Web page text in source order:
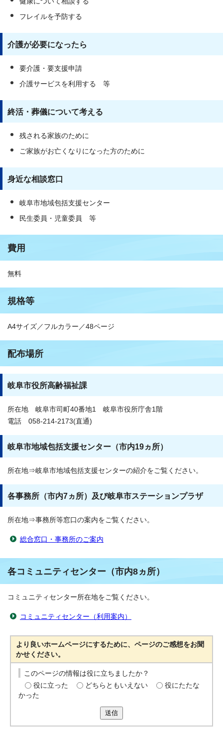
フレイルを予防する
介護が必要になったら
要介護・要支援申請
介護サービスを利用する 等
終活・葬儀について考える
残される家族のために
ご家族がお亡くなりになった方のために
身近な相談窓口
岐阜市地域包括支援センター
民生委員・児童委員 等
費用
無料
規格等
A4サイズ／フルカラー／48ページ
配布場所
岐阜市役所高齢福祉課
所在地 岐阜市司町40番地1 岐阜市役所庁舎1階
電話 058-214-2173(直通)
岐阜市地域包括支援センター（市内19ヵ所）
所在地⇒岐阜市地域包括支援センターの紹介をご覧ください。
各事務所（市内7ヵ所）及び岐阜市ステーションプラザ
所在地⇒事務所等窓口の案内をご覧ください。
総合窓口・事務所のご案内
各コミュニティセンター（市内8ヵ所）
コミュニティセンター所在地をご覧ください。
コミュニティセンター（利用案内）
より良いホームページにするために、ページのご感想をお聞
かせください。
このページの情報は役に立ちましたか？
役に立った
どちらともいえない
役にたたな
かった
送信